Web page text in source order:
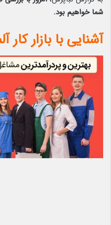
شما خواهیم بود.
آشنایی با بازار کار